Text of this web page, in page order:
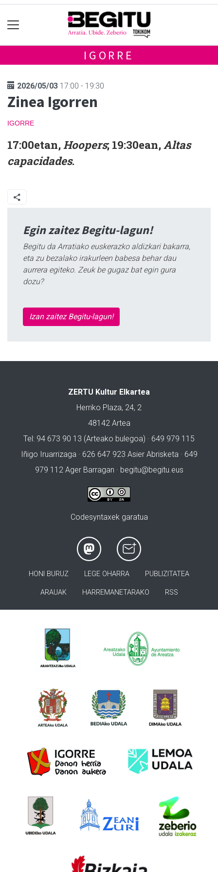
IGORRE
2026/05/03 17:00 - 19:30
Zinea Igorren
IGORRE
17:00etan,Hoopers; 19:30ean,Altas
capacidades.
Egin zaitez Begitu-lagun!
Begitu da Arratiako euskerazko aldizkari bakarra,
eta zu bezalako irakurleen babesa behar dau
aurrera egiteko. Zeuk be gugaz bat egin gura
dozu?
Izan zaitez Begitu-lagun!
ZERTU Kultur Elkartea
Herriko Plaza, 24, 2
48142 Artea
Tel: 94 673 90 13 (Arteako bulegoa) · 649 979 115
Iñigo Iruarrizaga · 626 647 923 Asier Abrisketa · 649
979 112 Ager Barragan · begitu@begitu.eus
Codesyntaxek garatua
HONI BURUZ LEGE OHARRA PUBLIZITATEA
ARAUAK HARREMANETARAKO RSS